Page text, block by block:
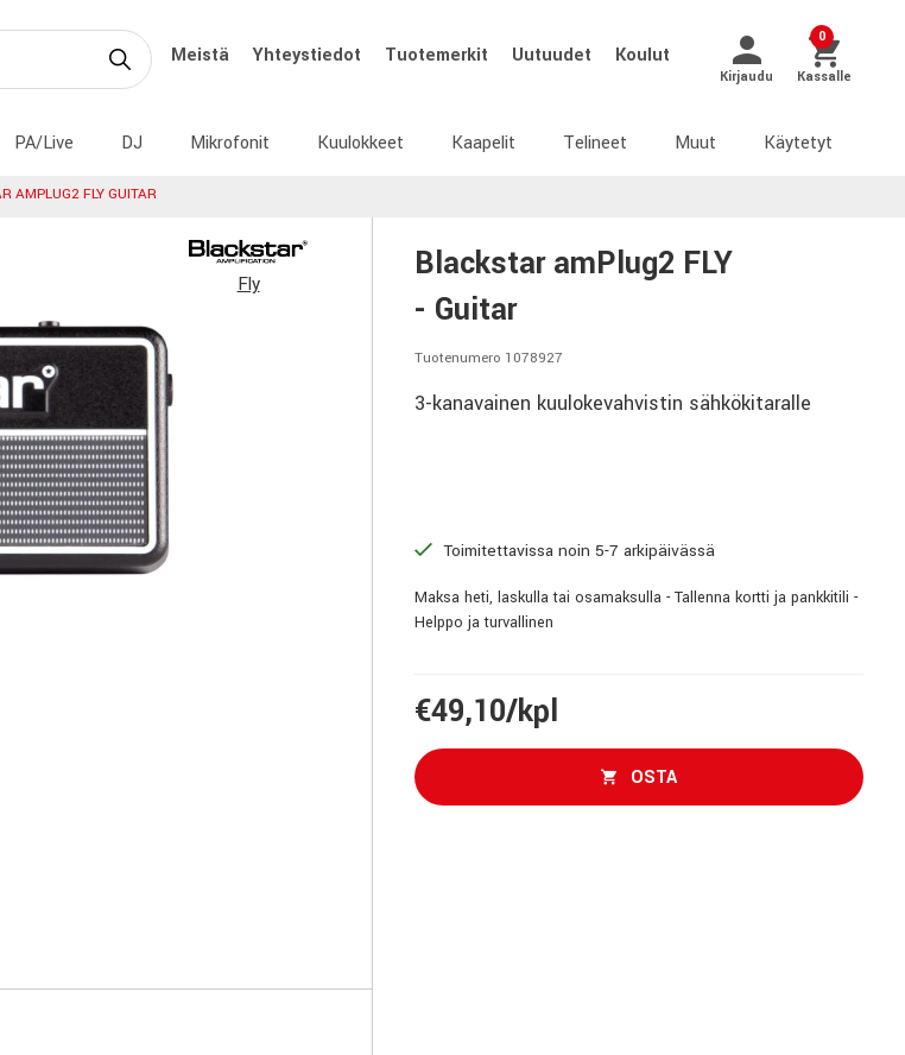
Meistä Yhteystiedot Tuotemerkit Uutuudet Koulut
Kirjaudu
0
Kassalle
PA/Live DJ Mikrofonit Kuulokkeet Kaapelit Telineet Muut Käytetyt
AMPLUG2 FLY GUITAR
Fly
Blackstar amPlug2 FLY
- Guitar
Tuotenumero 1078927
3-kanavainen kuulokevahvistin sähkökitaralle
Toimitettavissa noin 5-7 arkipäivässä
Maksa heti, laskulla tai osamaksulla - Tallenna kortti ja pankkitili -
Helppo ja turvallinen
€49,10/kpl
OSTA